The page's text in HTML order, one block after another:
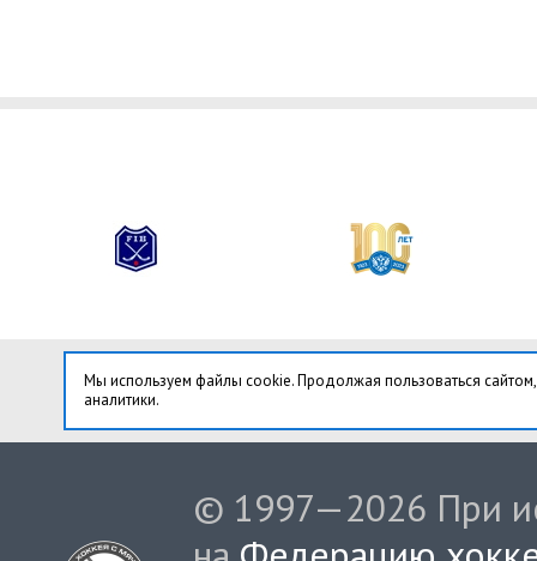
Мы используем файлы cookie. Продолжая пользоваться
аналитики.
© 1997—2026 При